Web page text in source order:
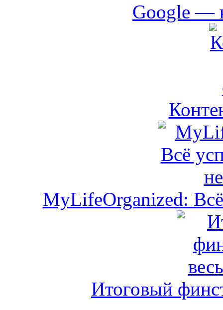
Google —
MyLifeOrganized:
Итоговый